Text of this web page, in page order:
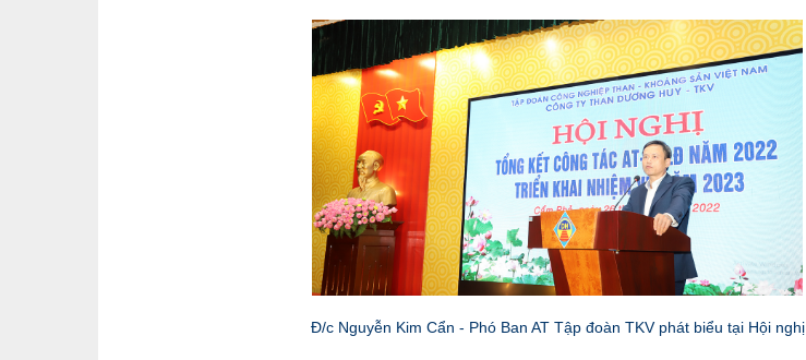
Đ/c Nguyễn Kim Cẩn - Phó Ban AT Tập đoàn TKV phát biểu tại Hội nghị